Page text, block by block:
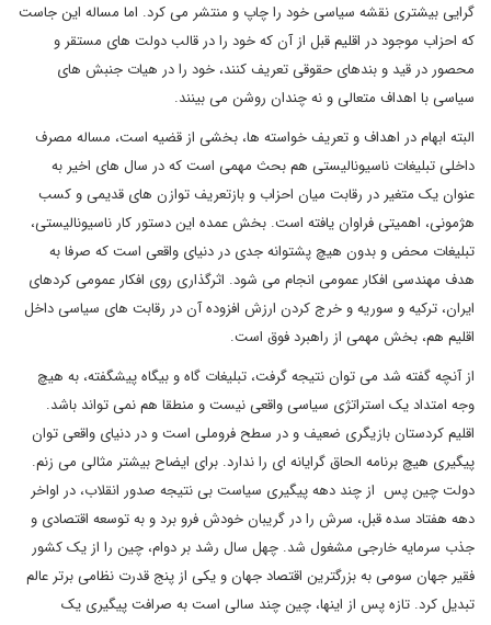
گرایی بیشتری نقشه سیاسی خود را چاپ و منتشر می کرد. اما مساله این جاست
که احزاب موجود در اقلیم قبل از آن که خود را در قالب دولت های مستقر و
محصور در قید و بندهای حقوقی تعریف کنند، خود را در هیات جنبش های
سیاسی با اهداف متعالی و نه چندان روشن می بینند.
البته ابهام در اهداف و تعریف خواسته ها، بخشی از قضیه است، مساله مصرف
داخلی تبلیغات ناسیونالیستی هم بحث مهمی است که در سال های اخیر به
عنوان یک متغیر در رقابت میان احزاب و بازتعریف توازن های قدیمی و کسب
هژمونی، اهمیتی فراوان یافته است. بخش عمده این دستور کار ناسیونالیستی،
تبلیغات محض و بدون هیچ پشتوانه جدی در دنیای واقعی است که صرفا به
هدف مهندسی افکار عمومی انجام می شود. اثرگذاری روی افکار عمومی کردهای
ایران، ترکیه و سوریه و خرج کردن ارزش افزوده آن در رقابت های سیاسی داخل
اقلیم هم، بخش مهمی از راهبرد فوق است.
از آنچه گفته شد می توان نتیجه گرفت، تبلیغات گاه و بیگاه پیشگفته، به هیچ
وجه امتداد یک استراتژی سیاسی واقعی نیست و منطقا هم نمی تواند باشد.
اقلیم کردستان بازیگری ضعیف و در سطح فروملی است و در دنیای واقعی توان
پیگیری هیچ برنامه الحاق گرایانه ای را ندارد. برای ایضاح بیشتر مثالی می زنم.
دولت چین پس از چند دهه پیگیری سیاست بی نتیجه صدور انقلاب، در اواخر
دهه هفتاد سده قبل، سرش را در گریبان خودش فرو برد و به توسعه اقتصادی و
جذب سرمایه خارجی مشغول شد. چهل سال رشد بر دوام، چین را از یک کشور
فقیر جهان سومی به بزرگترین اقتصاد جهان و یکی از پنج قدرت نظامی برتر عالم
تبدیل کرد. تازه پس از اینها، چین چند سالی است به صرافت پیگیری یک